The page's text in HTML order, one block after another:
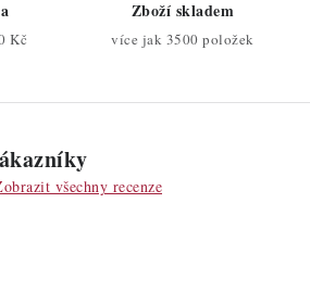
Kč
Zboží skladem
více jak 3500 položek
všechny recenze